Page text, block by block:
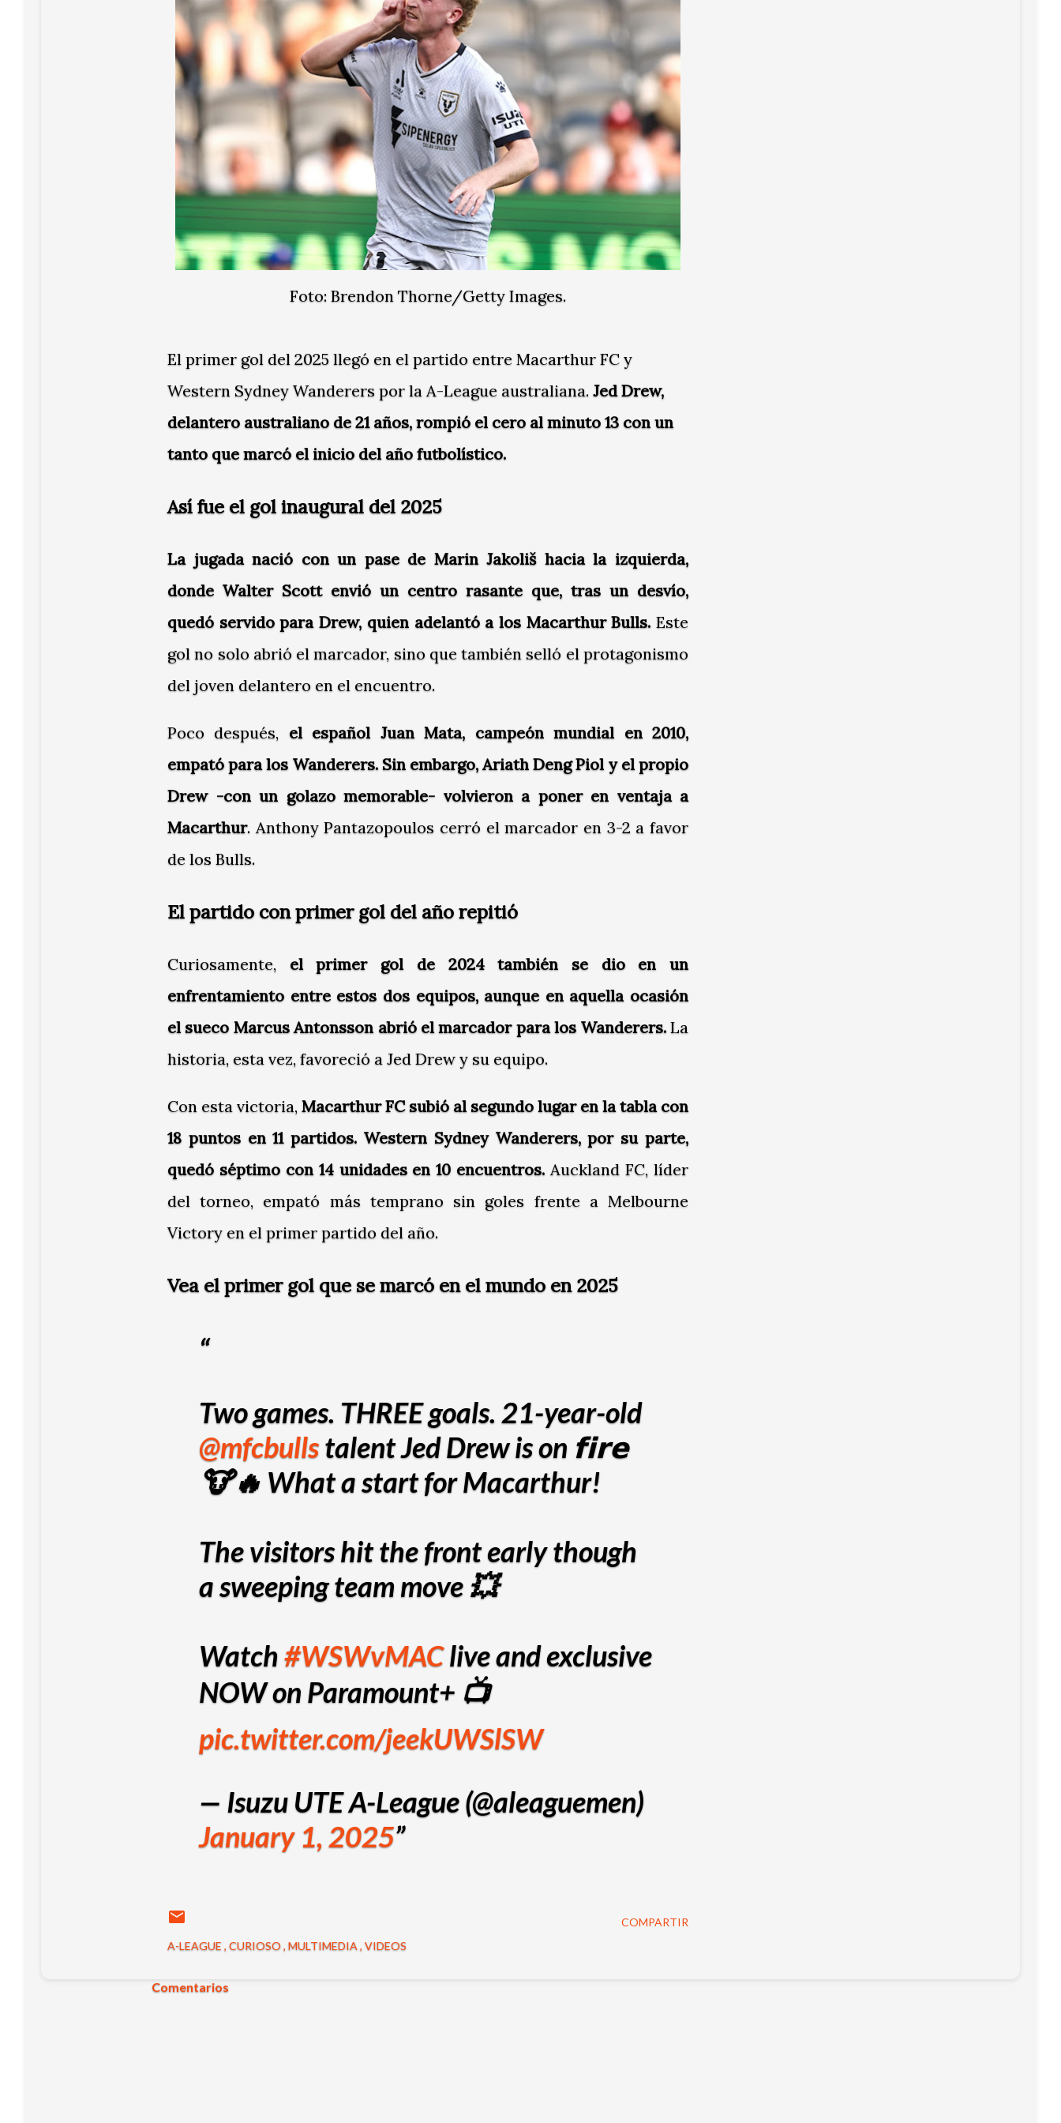
Foto: Brendon Thorne/Getty Images.
El primer gol del 2025 llegó en el partido entre Macarthur FC y
Western Sydney Wanderers por la A-League australiana. Jed Drew,
delantero australiano de 21 años, rompió el cero al minuto 13 con un
tanto que marcó el inicio del año futbolístico.
Así fue el gol inaugural del 2025
La jugada nació con un pase de Marin Jakoliš hacia la izquierda,
donde Walter Scott envió un centro rasante que, tras un desvío,
quedó servido para Drew, quien adelantó a los Macarthur Bulls. Este
gol no solo abrió el marcador, sino que también selló el protagonismo
del joven delantero en el encuentro.
Poco después, el español Juan Mata, campeón mundial en 2010,
empató para los Wanderers. Sin embargo, Ariath Deng Piol y el propio
Drew -con un golazo memorable- volvieron a poner en ventaja a
Macarthur. Anthony Pantazopoulos cerró el marcador en 3-2 a favor
de los Bulls.
El partido con primer gol del año repitió
Curiosamente, el primer gol de 2024 también se dio en un
enfrentamiento entre estos dos equipos, aunque en aquella ocasión
el sueco Marcus Antonsson abrió el marcador para los Wanderers.La
historia, esta vez, favoreció a Jed Drew y su equipo.
Con esta victoria, Macarthur FC subió al segundo lugar en la tabla con
18 puntos en 11 partidos. Western Sydney Wanderers, por su parte,
quedó séptimo con 14 unidades en 10 encuentros. Auckland FC, líder
del torneo, empató más temprano sin goles frente a Melbourne
Victory en el primer partido del año.
Vea el primer gol que se marcó en el mundo en 2025
Two games. THREE goals. 21-year-old
@mfcbullstalent Jed Drew is on 𝗳𝗶𝗿𝗲
🐮🔥 What a start for Macarthur!
The visitors hit the front early though
a sweeping team move 💥
Watch#WSWvMAClive and exclusive
NOW on Paramount+ 📺
pic.twitter.com/jeekUWSlSW
— Isuzu UTE A-League (@aleaguemen)
January 1, 2025
A-LEAGUE CURIOSO MULTIMEDIA VIDEOS
COMPARTIR
Comentarios